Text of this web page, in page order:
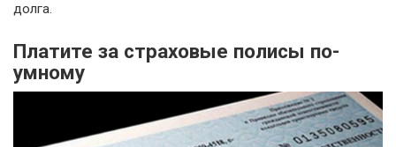
долга.
Платите за страховые полисы по-
умному